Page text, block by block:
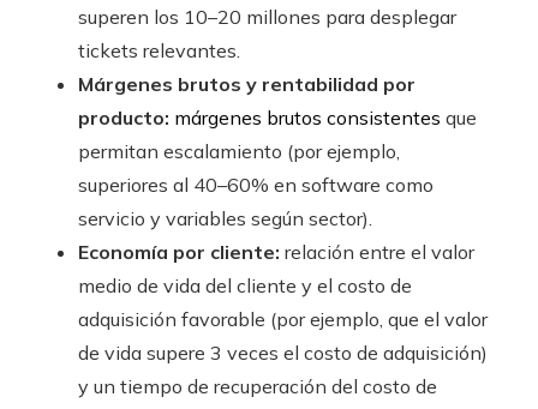
superen los 10–20 millones para desplegar
tickets relevantes.
Márgenes brutos y rentabilidad por
producto: márgenes brutos consistentes que
permitan escalamiento (por ejemplo,
superiores al 40–60% en software como
servicio y variables según sector).
Economía por cliente: relación entre el valor
medio de vida del cliente y el costo de
adquisición favorable (por ejemplo, que el valor
de vida supere 3 veces el costo de adquisición)
y un tiempo de recuperación del costo de